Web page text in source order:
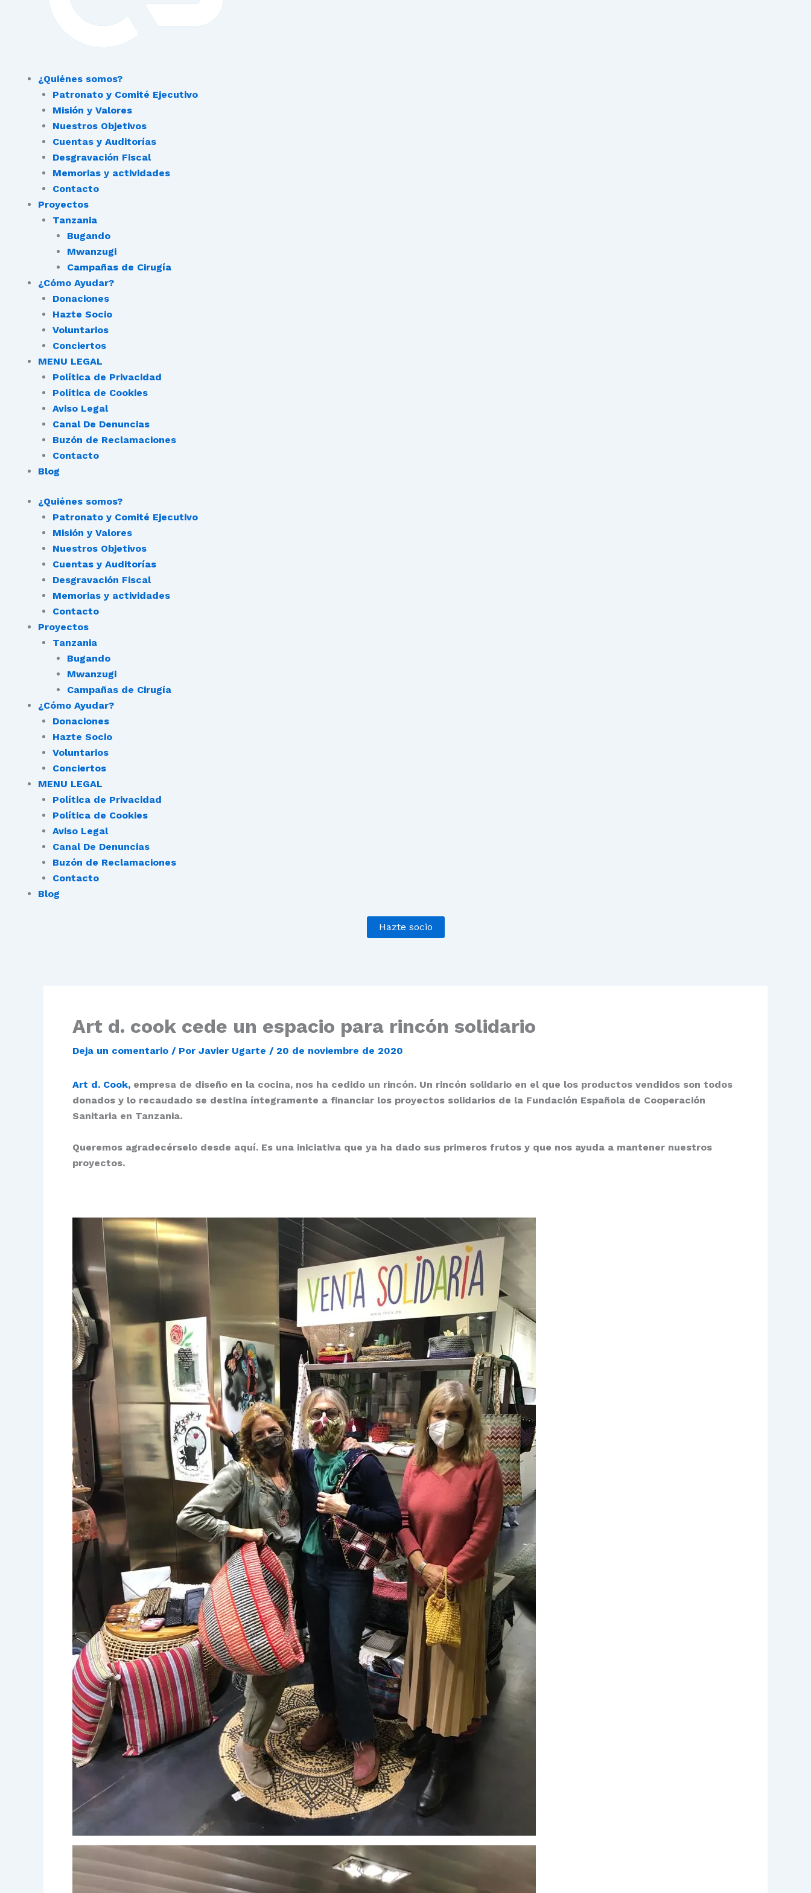
¿Quiénes somos?
Patronato y Comité Ejecutivo
Misión y Valores
Nuestros Objetivos
Cuentas y Auditorías
Desgravación Fiscal
Memorias y actividades
Contacto
Proyectos
Tanzania
Bugando
Mwanzugi
Campañas de Cirugía
¿Cómo Ayudar?
Donaciones
Hazte Socio
Voluntarios
Conciertos
MENU LEGAL
Política de Privacidad
Política de Cookies
Aviso Legal
Canal De Denuncias
Buzón de Reclamaciones
Contacto
Blog
¿Quiénes somos?
Patronato y Comité Ejecutivo
Misión y Valores
Nuestros Objetivos
Cuentas y Auditorías
Desgravación Fiscal
Memorias y actividades
Contacto
Proyectos
Tanzania
Bugando
Mwanzugi
Campañas de Cirugía
¿Cómo Ayudar?
Donaciones
Hazte Socio
Voluntarios
Conciertos
MENU LEGAL
Política de Privacidad
Política de Cookies
Aviso Legal
Canal De Denuncias
Buzón de Reclamaciones
Contacto
Blog
Hazte socio
Art d. cook cede un espacio para rincón solidario
Deja un comentario / Por Javier Ugarte / 20 de noviembre de 2020
Art d. Cook, empresa de diseño en la cocina, nos ha cedido un rincón. Un rincón solidario en el que los productos vendidos son todos
donados y lo recaudado se destina íntegramente a financiar los proyectos solidarios de la Fundación Española de Cooperación
Sanitaria en Tanzania.
Queremos agradecérselo desde aquí. Es una iniciativa que ya ha dado sus primeros frutos y que nos ayuda a mantener nuestros
proyectos.